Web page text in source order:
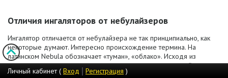
Отличия ингаляторов от небулайзеров
Ингалятор отличается от небулайзера не так принципиально, как
некоторые думают. Интересно происхождение термина. На
латинском Nebula обозначает «туман», «облако». Исходя из
определения, можно сделать вывод, что это медицинский аппарат
(небулайзер), который что-то распыляет. В частности, при
Личный кабинет ( Вход Регистрация )